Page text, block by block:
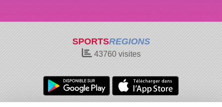
SPORTSREGIONS
43760visites